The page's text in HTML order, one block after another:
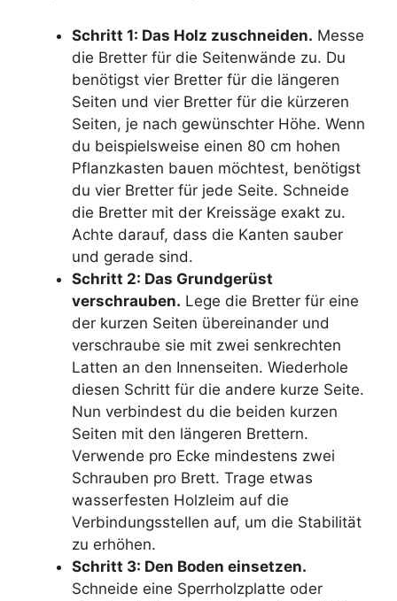
Schritt 1: Das Holz zuschneiden. Messe
die Bretter für die Seitenwände zu. Du
benötigst vier Bretter für die längeren
Seiten und vier Bretter für die kürzeren
Seiten, je nach gewünschter Höhe. Wenn
du beispielsweise einen 80 cm hohen
Pflanzkasten bauen möchtest, benötigst
du vier Bretter für jede Seite. Schneide
die Bretter mit der Kreissäge exakt zu.
Achte darauf, dass die Kanten sauber
und gerade sind.
Schritt 2: Das Grundgerüst
verschrauben. Lege die Bretter für eine
der kurzen Seiten übereinander und
verschraube sie mit zwei senkrechten
Latten an den Innenseiten. Wiederhole
diesen Schritt für die andere kurze Seite.
Nun verbindest du die beiden kurzen
Seiten mit den längeren Brettern.
Verwende pro Ecke mindestens zwei
Schrauben pro Brett. Trage etwas
wasserfesten Holzleim auf die
Verbindungsstellen auf, um die Stabilität
zu erhöhen.
Schritt 3: Den Boden einsetzen.
Schneide eine Sperrholzplatte oder